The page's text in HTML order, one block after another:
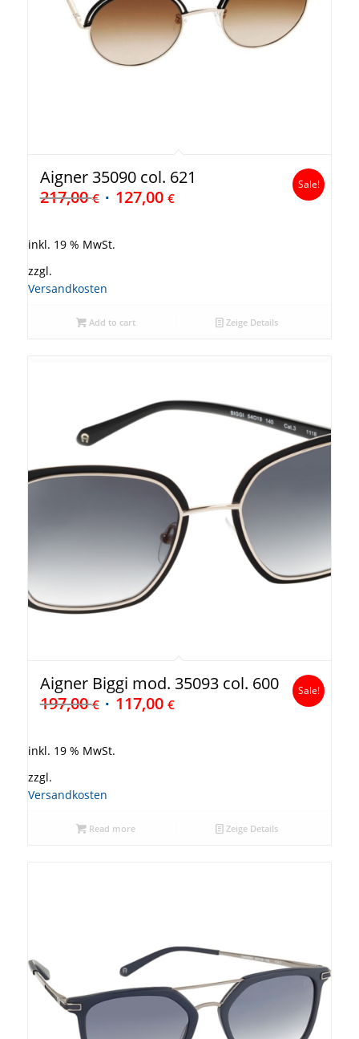
Aigner 35090 col. 621
217,00€ 127,00 €
Sale!
inkl. 19 % MwSt.
zzgl.
Versandkosten
Add to cart Zeige Details
Aigner Biggi mod. 35093 col. 600
197,00€ 117,00 €
Sale!
inkl. 19 % MwSt.
zzgl.
Versandkosten
Read more Zeige Details